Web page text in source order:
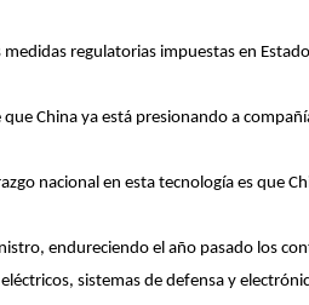
regulatorias impuestas en
China ya está presionando a
nacional en esta tecnología es que
endureciendo el año pasado los
sistemas de defensa y